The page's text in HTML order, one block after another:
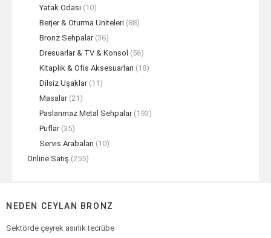
Yatak Odası (10)
Berjer & Oturma Üniteleri (88)
Bronz Sehpalar (36)
Dresuarlar & TV & Konsol (56)
Kitaplık & Ofis Aksesuarları (18)
Dilsiz Uşaklar (11)
Masalar (21)
Paslanmaz Metal Sehpalar (193)
Puflar (35)
Servis Arabaları (10)
Online Satış (255)
NEDEN CEYLAN BRONZ
Sektörde çeyrek asırlık tecrübe